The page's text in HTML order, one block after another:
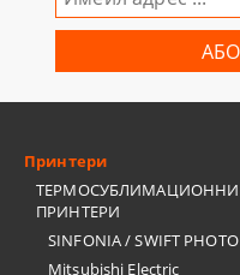
Принтери
ТЕРМОСУБЛИМАЦИОННИ
ПРИНТЕРИ
SINFONIA / SWIFT PHOTO
Mitsubishi Electric